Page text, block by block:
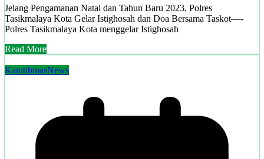
Jelang Pengamanan Natal dan Tahun Baru 2023, Polres
Tasikmalaya Kota Gelar Istighosah dan Doa Bersama Taskot—-
Polres Tasikmalaya Kota menggelar Istighosah
Read More
KamtibmasNews